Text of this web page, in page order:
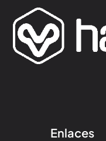
Enlaces